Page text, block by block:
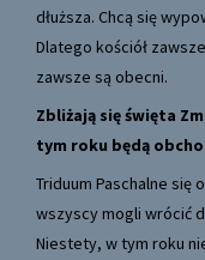
dłuższa. Chcą się
Dlatego kościół
zawsze są obecni.
Zbliżają się święta
tym roku będą
Triduum Paschalne się
wszyscy mogli wrócić
Niestety, w tym roku